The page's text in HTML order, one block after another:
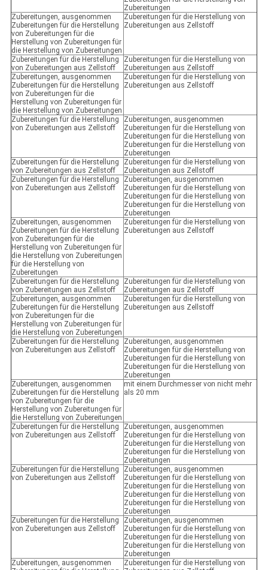
Zubereitungen
Zubereitungen, ausgenommen
Zubereitungen für die Herstellung
von Zubereitungen für die
Herstellung von Zubereitungen für
die Herstellung von Zubereitungen
Zubereitungen für die Herstellung von
Zubereitungen aus Zellstoff
Zubereitungen für die Herstellung
von Zubereitungen aus Zellstoff
Zubereitungen für die Herstellung von
Zubereitungen aus Zellstoff
Zubereitungen, ausgenommen
Zubereitungen für die Herstellung
von Zubereitungen für die
Herstellung von Zubereitungen für
die Herstellung von Zubereitungen
Zubereitungen für die Herstellung von
Zubereitungen aus Zellstoff
Zubereitungen für die Herstellung
von Zubereitungen aus Zellstoff
Zubereitungen, ausgenommen
Zubereitungen für die Herstellung von
Zubereitungen für die Herstellung von
Zubereitungen für die Herstellung von
Zubereitungen
Zubereitungen für die Herstellung
von Zubereitungen aus Zellstoff
Zubereitungen für die Herstellung von
Zubereitungen aus Zellstoff
Zubereitungen für die Herstellung
von Zubereitungen aus Zellstoff
Zubereitungen, ausgenommen
Zubereitungen für die Herstellung von
Zubereitungen für die Herstellung von
Zubereitungen für die Herstellung von
Zubereitungen
Zubereitungen, ausgenommen
Zubereitungen für die Herstellung
von Zubereitungen für die
Herstellung von Zubereitungen für
die Herstellung von Zubereitungen
für die Herstellung von
Zubereitungen
Zubereitungen für die Herstellung von
Zubereitungen aus Zellstoff
Zubereitungen für die Herstellung
von Zubereitungen aus Zellstoff
Zubereitungen für die Herstellung von
Zubereitungen aus Zellstoff
Zubereitungen, ausgenommen
Zubereitungen für die Herstellung
von Zubereitungen für die
Herstellung von Zubereitungen für
die Herstellung von Zubereitungen
Zubereitungen für die Herstellung von
Zubereitungen aus Zellstoff
Zubereitungen für die Herstellung
von Zubereitungen aus Zellstoff
Zubereitungen, ausgenommen
Zubereitungen für die Herstellung von
Zubereitungen für die Herstellung von
Zubereitungen für die Herstellung von
Zubereitungen
Zubereitungen, ausgenommen
Zubereitungen für die Herstellung
von Zubereitungen für die
Herstellung von Zubereitungen für
die Herstellung von Zubereitungen
mit einem Durchmesser von nicht mehr
als 20 mm
Zubereitungen für die Herstellung
von Zubereitungen aus Zellstoff
Zubereitungen, ausgenommen
Zubereitungen für die Herstellung von
Zubereitungen für die Herstellung von
Zubereitungen für die Herstellung von
Zubereitungen
Zubereitungen für die Herstellung
von Zubereitungen aus Zellstoff
Zubereitungen, ausgenommen
Zubereitungen für die Herstellung von
Zubereitungen für die Herstellung von
Zubereitungen für die Herstellung von
Zubereitungen für die Herstellung von
Zubereitungen
Zubereitungen für die Herstellung
von Zubereitungen aus Zellstoff
Zubereitungen, ausgenommen
Zubereitungen für die Herstellung von
Zubereitungen für die Herstellung von
Zubereitungen für die Herstellung von
Zubereitungen
Zubereitungen, ausgenommen
Zubereitungen für die Herstellung von